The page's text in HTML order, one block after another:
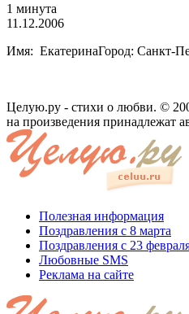
1 минута
11.12.2006
Имя: ЕкатеринаГород: Санкт-
Целую.ру - стихи о любви. ©
на произведения принадлежат
Полезная информация
Поздравления с 8 марта
Поздравления с 23
Любовные SMS
Реклама на сайте